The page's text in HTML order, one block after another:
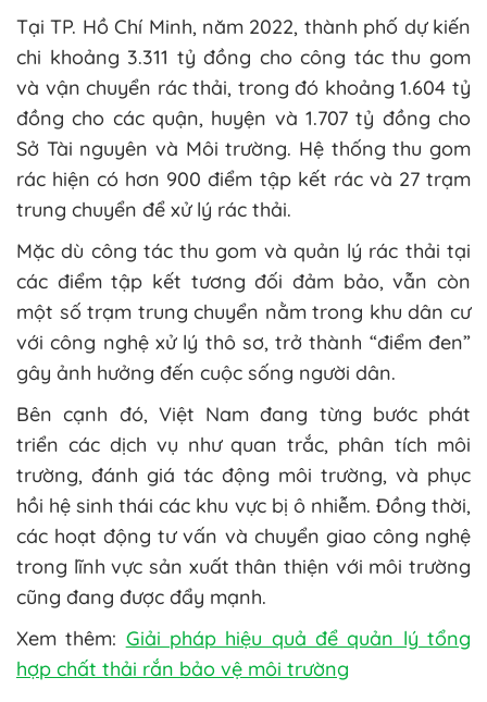
Tại TP. Hồ Chí Minh, năm 2022, thành phố dự kiến
chi khoảng 3.311 tỷ đồng cho công tác thu gom
và vận chuyển rác thải, trong đó khoảng 1.604 tỷ
đồng cho các quận, huyện và 1.707 tỷ đồng cho
Sở Tài nguyên và Môi trường. Hệ thống thu gom
rác hiện có hơn 900 điểm tập kết rác và 27 trạm
trung chuyển để xử lý rác thải.
Mặc dù công tác thu gom và quản lý rác thải tại
các điểm tập kết tương đối đảm bảo, vẫn còn
một số trạm trung chuyển nằm trong khu dân cư
với công nghệ xử lý thô sơ, trở thành “điểm đen”
gây ảnh hưởng đến cuộc sống người dân.
Bên cạnh đó, Việt Nam đang từng bước phát
triển các dịch vụ như quan trắc, phân tích môi
trường, đánh giá tác động môi trường, và phục
hồi hệ sinh thái các khu vực bị ô nhiễm. Đồng thời,
các hoạt động tư vấn và chuyển giao công nghệ
trong lĩnh vực sản xuất thân thiện với môi trường
cũng đang được đẩy mạnh.
Xem thêm: Giải pháp hiệu quả để quản lý tổng
hợp chất thải rắn bảo vệ môi trường